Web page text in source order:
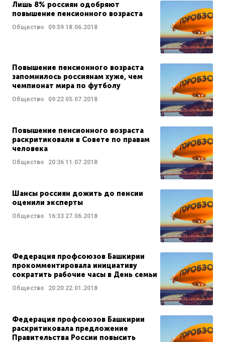
Лишь 8% россиян одобряют
повышение пенсионного возраста
Общество 09:59 18.06.2018
Повышение пенсионного возраста
запомнилось россиянам хуже, чем
чемпионат мира по футболу
Общество 09:22 05.07.2018
Повышение пенсионного возраста
раскритиковали в Совете по правам
человека
Общество 20:36 11.07.2018
Шансы россиян дожить до пенсии
оценили эксперты
Общество 16:33 27.06.2018
Федерация профсоюзов Башкирии
прокомментировала инициативу
сократить рабочие часы в День семьи
Общество 20:20 22.01.2018
Федерация профсоюзов Башкирии
раскритиковала предложение
Правительства России повысить